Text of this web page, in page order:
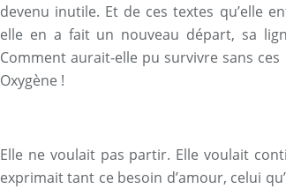
devenu inutile. Et de ces textes qu’elle
elle en a fait un nouveau départ, sa
Comment aurait-elle pu survivre sans ces
Oxygène !
Elle ne voulait pas partir. Elle voulait
exprimait tant ce besoin d’amour, celui